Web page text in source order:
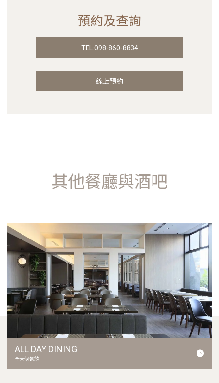
預約及查詢
TEL:098-860-8834
線上預約
其他餐廳與酒吧
ALL DAY DINING
全天候餐飲